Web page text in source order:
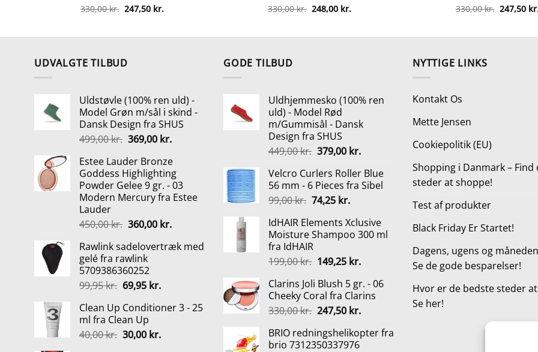
330,00kr. Den
oprindelige
247,50 kr.Den
330,00kr. Den
oprindelige
248,00 kr.Den
330,00kr. Den
247,50
UDVALGTE TILBUD
Uldstøvle (100% ren uld) -
Model Grøn m/sål i skind -
Dansk Design fra SHUS
499,00kr. Den
pris
var:
499,00 kr..
369,00 kr.Den
pris
er:
369,00 kr..
Estee Lauder Bronze
Goddess Highlighting
Powder Gelee 9 gr. - 03
Modern Mercury fra Estee
Lauder
450,00kr. Den
pris
var:
450,00 kr..
360,00 kr.Den
pris
Rawlink sadelovertræk med
gelé fra rawlink
5709386360252
99,95kr. Den
pris
var:
99,95 kr..
69,95 kr.Den
pris
69,95 kr..
Clean Up Conditioner 3 - 25
ml fra Clean Up
40,00kr. Den
30,00 kr.Den
GODE TILBUD
Uldhjemmesko (100% ren
uld) - Model Rød
m/Gummisål - Dansk
Design fra SHUS
449,00kr. Den
pris
var:
449,00 kr..
379,00 kr.Den
pris
er:
Velcro Curlers Roller Blue
56 mm - 6 Pieces fra Sibel
99,00kr. Den
pris
var:
99,00 kr..
74,25 kr.Den
pris
er:
IdHAIR Elements Xclusive
Moisture Shampoo 300 ml
fra IdHAIR
199,00kr. Den
pris
var:
199,00 kr..
149,25 kr.Den
pris
er:
149,25 kr..
Clarins Joli Blush 5 gr. - 06
Cheeky Coral fra Clarins
330,00kr. Den
pris
var:
247,50 kr.Den
pris
BRIO redningshelikopter fra
brio 7312350337976
NYTTIGE LINKS
Kontakt Os
Mette Jensen
Cookiepolitik (EU)
Shopping i Danmark – Find
steder at shoppe!
Test af produkter
Black Friday Er Startet!
Dagens, ugens og
Se de gode besparelser!
Hvor er de bedste steder
Se her!